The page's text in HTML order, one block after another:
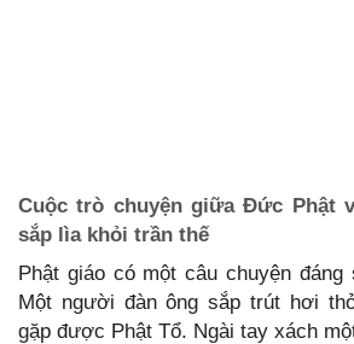
Cuộc trò chuyện giữa Đức Phật
sắp lìa khỏi trần thế
Phật giáo có một câu chuyện đáng
Một người đàn ông sắp trút hơi
gặp được Phật Tổ. Ngài tay xách